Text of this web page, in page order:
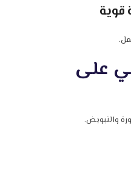
على
والتبويض.